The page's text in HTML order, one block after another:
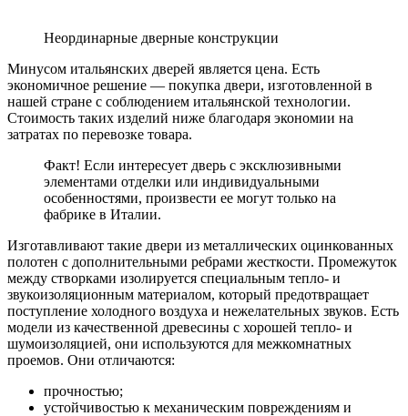
Неординарные дверные конструкции
Минусом итальянских дверей является цена. Есть
экономичное решение — покупка двери, изготовленной в
нашей стране с соблюдением итальянской технологии.
Стоимость таких изделий ниже благодаря экономии на
затратах по перевозке товара.
Факт! Если интересует дверь с эксклюзивными
элементами отделки или индивидуальными
особенностями, произвести ее могут только на
фабрике в Италии.
Изготавливают такие двери из металлических оцинкованных
полотен с дополнительными ребрами жесткости. Промежуток
между створками изолируется специальным тепло- и
звукоизоляционным материалом, который предотвращает
поступление холодного воздуха и нежелательных звуков. Есть
модели из качественной древесины с хорошей тепло- и
шумоизоляцией, они используются для межкомнатных
проемов. Они отличаются:
прочностью;
устойчивостью к механическим повреждениям и